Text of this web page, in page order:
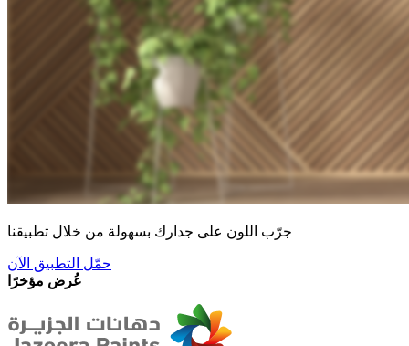
جرّب اللون على جدارك بسهولة من خلال تطبيقنا
حمّل التطبيق الآن
عُرض مؤخرًا